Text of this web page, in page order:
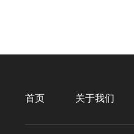
首页 关于我们